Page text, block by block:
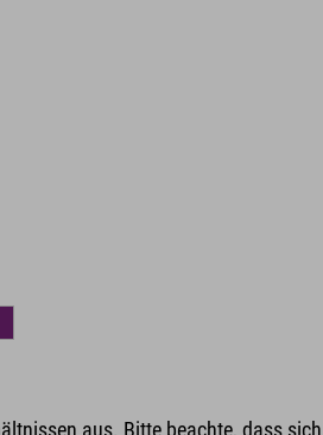
aus. Bitte beachte, dass